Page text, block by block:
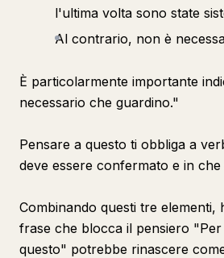
l'ultima volta sono state
Al contrario, non è
È particolarmente importante
necessario che guardino."
Pensare a questo ti obbliga a
deve essere confermato e in che
Combinando questi tre elementi,
frase che blocca il pensiero
questo" potrebbe rinascere